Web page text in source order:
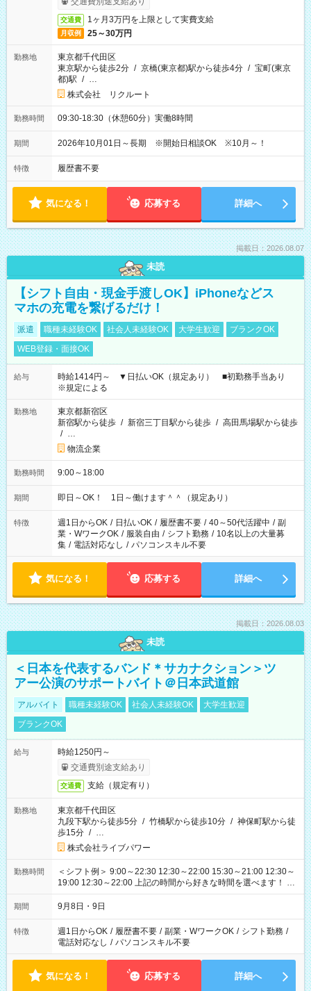
交通費 1ヶ月3万円を上限として実費支給
月収例 25～30万円
勤務地
東京都千代田区
東京駅から徒歩2分 / 京橋(東京都)駅から徒歩4分 / 宝町(東京
都)駅 / …
株式会社 リクルート
勤務時間 09:30-18:30（休憩60分）実働8時間
期間 2026年10月01日～長期 ※開始日相談OK ※10月～！
特徴 履歴書不要
気になる！ 応募する 詳細へ
掲載日：2026.08.07
未読
【シフト自由・現金手渡しOK】iPhoneなどス
マホの充電を繋げるだけ！
派遣 職種未経験OK 社会人未経験OK 大学生歓迎
ブランクOK
WEB登録・面接OK
給与
時給1414円～ ▼日払いOK（規定あり） ■初勤務手当あり
※規定による
勤務地
東京都新宿区
新宿駅から徒歩 / 新宿三丁目駅から徒歩 / 高田馬場駅から徒歩
/ …
物流企業
勤務時間 9:00～18:00
期間 即日～OK！ 1日～働けます＾＾（規定あり）
特徴 週1日からOK / 日払いOK / 履歴書不要 / 40～50代活躍中 / 副
業・WワークOK / 服装自由 / シフト勤務 / 10名以上の大量募
集 / 電話対応なし / パソコンスキル不要
気になる！ 応募する 詳細へ
掲載日：2026.08.03
未読
＜日本を代表するバンド＊サカナクション＞ツ
アー公演のサポートバイト＠日本武道館
アルバイト 職種未経験OK 社会人未経験OK
大学生歓迎
ブランクOK
給与
時給1250円～
交通費別途支給あり
交通費 支給（規定有り）
勤務地
東京都千代田区
九段下駅から徒歩5分 / 竹橋駅から徒歩10分 / 神保町駅から徒
歩15分 / …
株式会社ライブパワー
勤務時間
＜シフト例＞ 9:00～22:30 12:30～22:00 15:30～21:00 12:30～
19:00 12:30～22:00 上記の時間から好きな時間を選べます！ ※
時間は変更となる可能性があります
期間 9月8日・9日
特徴 週1日からOK / 履歴書不要 / 副業・WワークOK / シフト勤務 /
電話対応なし / パソコンスキル不要
気になる！ 応募する 詳細へ